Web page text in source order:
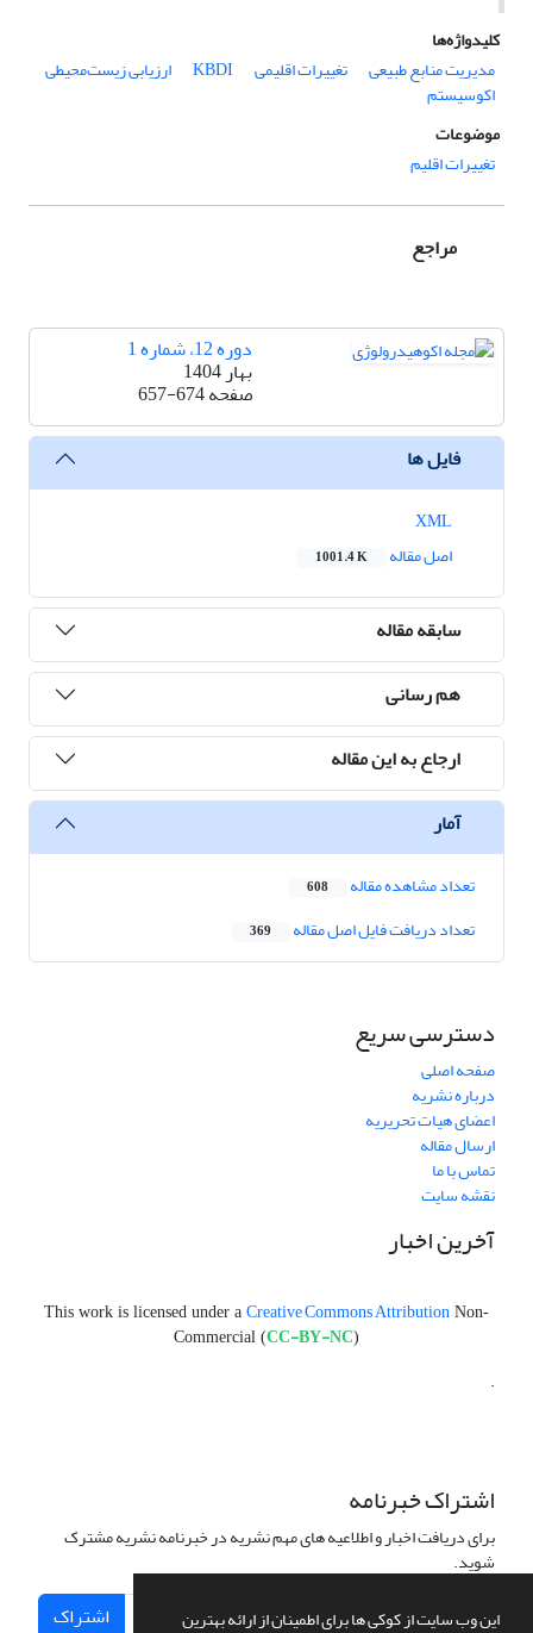
این وب سایت از کوکی ها برای اطمینان از ارائه بهترین
کلیدواژه‌ها
مدیریت منابع طبیعی
تغییرات اقلیمی KBDI ارزیابی زیست‌محیطی
اکوسیستم
موضوعات
تغییرات اقلیم
مراجع
دوره 12، شماره 1
بهار 1404
صفحه657-674
فایل ها
اصل مقاله
1001.4 K
سابقه مقاله
هم رسانی
ارجاع به این مقاله
آمار
تعداد مشاهده مقاله 608
تعداد دریافت فایل اصل مقاله 369
دسترسی سریع
صفحه اصلی
درباره نشریه
اعضای هیات تحریریه
ارسال مقاله
تماس با ما
نقشه سایت
آخرین اخبار
This work is licensed under a Creative Commons Attribution Non-
Commercial (CC-BY-NC)
.
اشتراک خبرنامه
برای دریافت اخبار و اطلاعیه های مهم نشریه در خبرنامه نشریه مشترک
شوید.
اشتراک